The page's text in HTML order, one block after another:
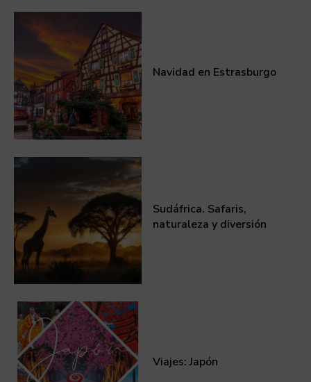
Navidad en Estrasburgo
Sudáfrica. Safaris,
naturaleza y diversión
Viajes: Japón